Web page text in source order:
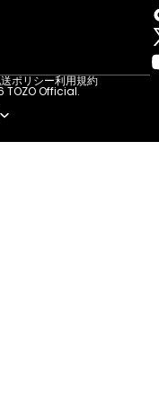
ポリシー利用規約
TOZO Official.